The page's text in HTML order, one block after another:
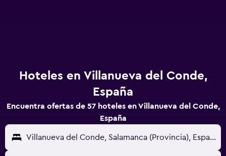
Hoteles en Villanueva del Conde,
España
Encuentra ofertas de 57 hoteles en Villanueva del Conde,
España
Villanueva del Conde, Salamanca (Provincia), España